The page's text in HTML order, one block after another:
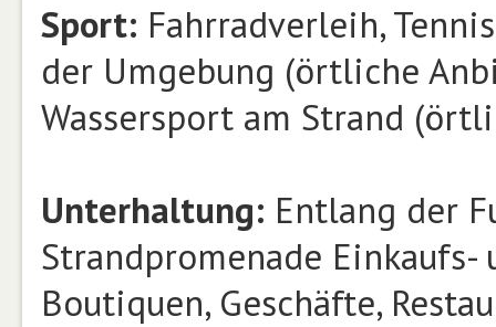
Sport: Fahrradverleih,
der Umgebung (örtliche
Wassersport am Strand
Unterhaltung: Entlang der
Strandpromenade
Boutiquen, Geschäfte,